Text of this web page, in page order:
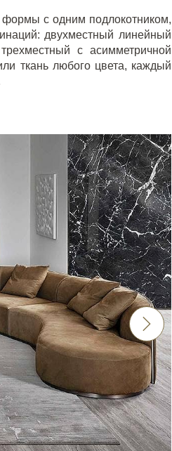
формы с одним подлокотником,
двухместный линейный
с асимметричной
ткань любого цвета, каждый